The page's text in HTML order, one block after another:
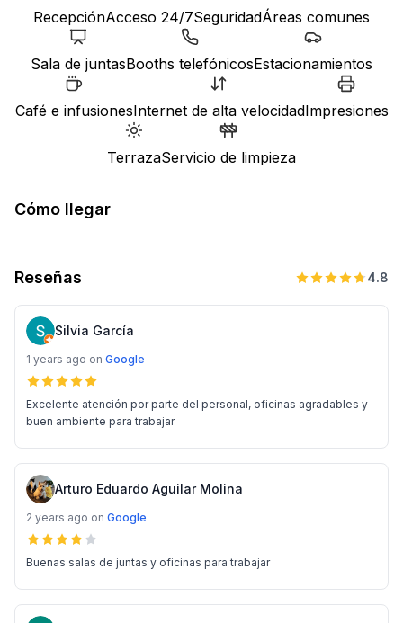
RecepciónAcceso 24/7SeguridadÁreas comunes
Sala de juntasBooths telefónicosEstacionamientos
Café e infusionesInternet de alta velocidadImpresiones
TerrazaServicio de limpieza
Cómo llegar
Reseñas 4.8
Silvia García
1 years ago on Google
Excelente atención por parte del personal, oficinas agradables y
buen ambiente para trabajar
Arturo Eduardo Aguilar Molina
2 years ago on Google
Buenas salas de juntas y oficinas para trabajar